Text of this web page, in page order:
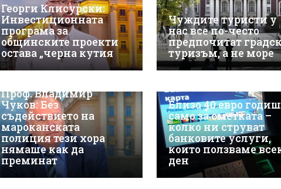
Георги Клисурски:
Инвестиционната
програма за
общинските проекти
остава „черна кутия
Чуждите туристи у
нас все по-често
предпочитат
туризъм, а не море
Проф. Владимир
Чуков: Без
съдействието на
мароканската
полиция тези хора
нямаше как да
преминат
Близо 40 евро
само за сметката –
колко ни струват
банковите услуги,
които ползваме
ден